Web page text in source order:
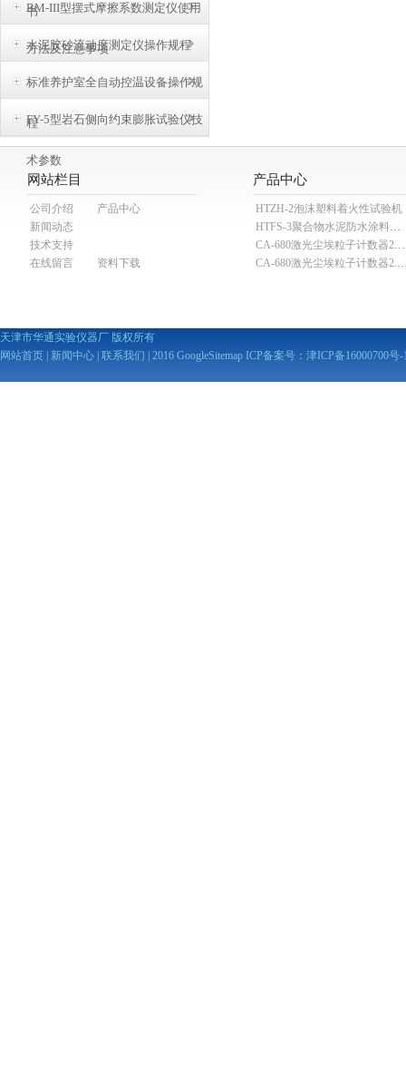
书
BM-III型摆式摩擦系数测定仪使用
方法及注意事项
水泥胶砂流动度测定仪操作规程
标准养护室全自动控温设备操作规
程
FY-5型岩石侧向约束膨胀试验仪技
术参数
网站栏目
公司介绍
产品中心
新闻动态
技术支持
在线留言
资料下载
产品中心
HTZH-2泡沫塑料着火性试验机
HTFS-3聚合物水泥防水涂料分散机
CA-680激光尘埃粒子计数器28.3L
CA-680激光尘埃粒子
天津市华通实验仪器厂 版权所有
网站首页
新闻中心 联系我们 | 2016 GoogleSitemap ICP备案号： 津ICP备16000700号-